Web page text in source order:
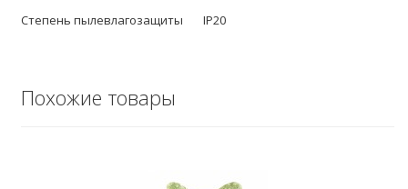
Степень пылевлагозащиты
IP20
Похожие товары